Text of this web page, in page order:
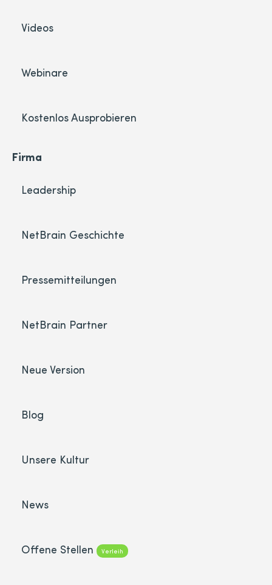
Videos
Webinare
Kostenlos Ausprobieren
Firma
Leadership
NetBrain Geschichte
Pressemitteilungen
NetBrain Partner
Neue Version
Blog
Unsere Kultur
News
Offene Stellen Verleih